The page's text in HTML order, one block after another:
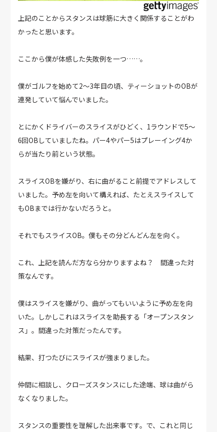
上記のことからスタンスは球筋に大きく関係することがわ
かったと思います。
ここから僕が体感した失敗例を一つ……。
僕がゴルフを始めて2～3年目の頃、ティーショットのOBが
連発していて悩んでいました。
とにかくドライバーのスライスがひどく、1ラウンドで5～
6回OBしていましたね。パー4やパー5はプレーイング4か
らが当たり前という状態。
スライスOBを嫌がり、右に曲がること前提でアドレスして
いました。予め左を向いて構えれば、たとえスライスして
もOBまでは行かないだろうと。
それでもスライスOB。僕もその分どんどん左を向く。
これ、上記を読んだ方なら分かりますよね？ 間違った対
策なんです。
僕はスライスを嫌がり、曲がってもいいように予め左を向
いた。しかしこれはスライスを助長する「オープンスタン
ス」。間違った対策だったんです。
結果、打つたびにスライスが強まりました。
仲間に相談し、クローズスタンスにした途端、球は曲がら
なくなりました。
スタンスの重要性を理解した出来事です。で、これと同じ